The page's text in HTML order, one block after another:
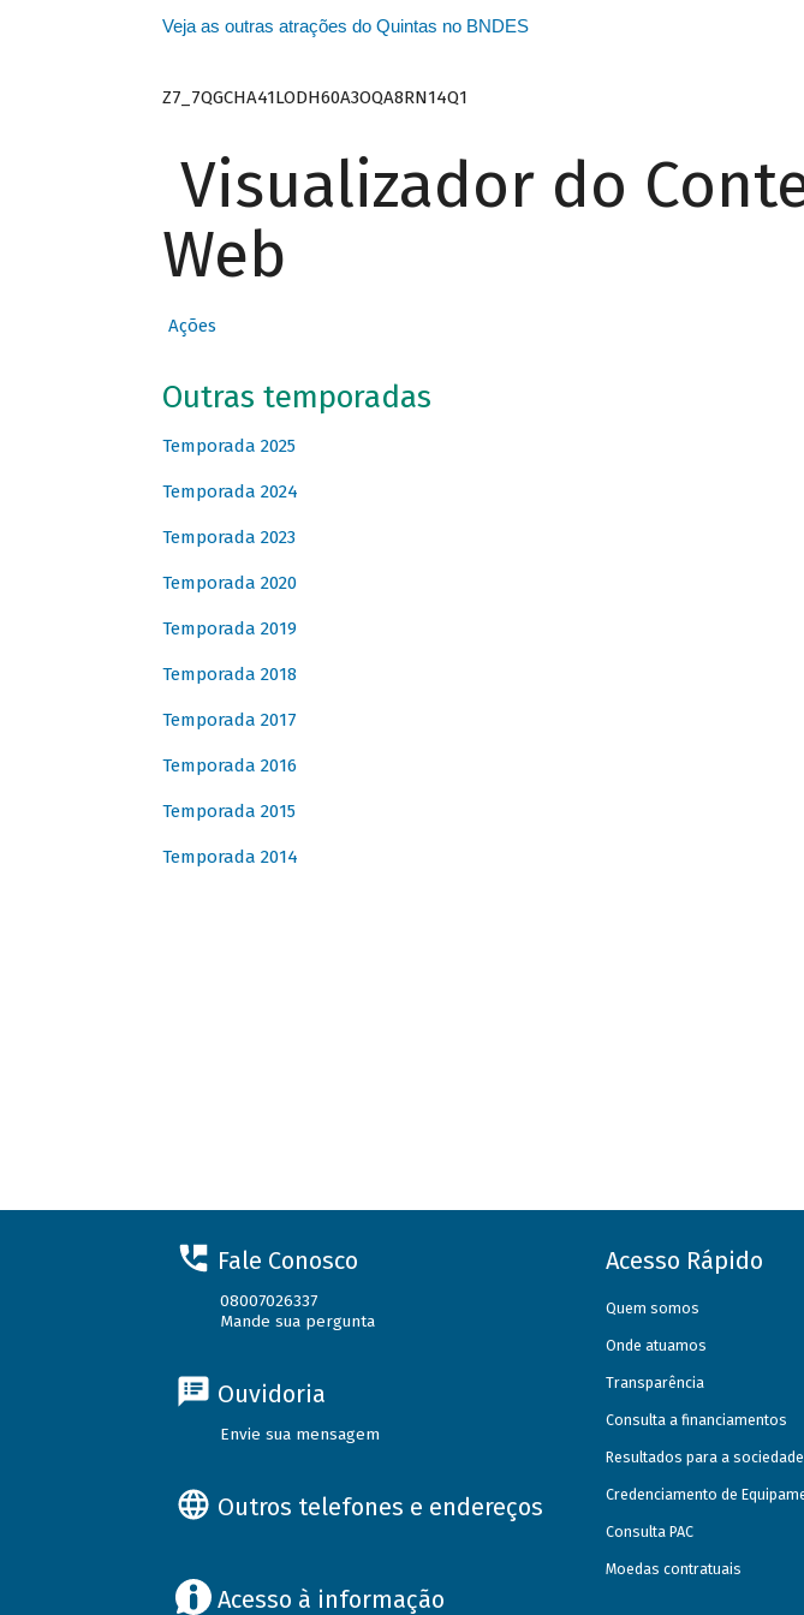
Veja as outras atrações do Quintas no BNDES
Z7_7QGCHA41LODH60A3OQA8RN14Q1
Visualizador do
Web
Ações
Outras temporadas
Temporada 2025
Temporada 2024
Temporada 2023
Temporada 2020
Temporada 2019
Temporada 2018
Temporada 2017
Temporada 2016
Temporada 2015
Temporada 2014
Fale Conosco
08007026337
Mande sua pergunta
Ouvidoria
Envie sua mensagem
Outros telefones e endereços
Acesso à informação
Acesso Rápido
Quem somos
Onde atuamos
Transparência
Consulta a financiamentos
Resultados para a sociedade
Credenciamento de
Consulta PAC
Moedas contratuais